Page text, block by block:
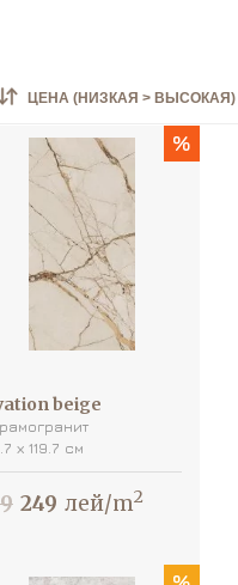
ЦЕНА (НИЗКАЯ > ВЫСОКАЯ)
товаров
%
beige
х 119.7 см
249 лей/m2